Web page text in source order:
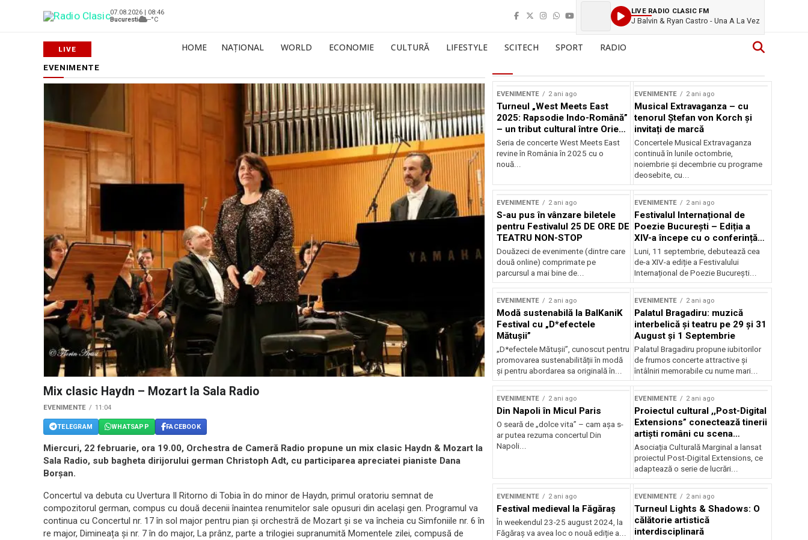
07.08.2026 | 08:46
Bucuresti
--°C
LIVE RADIO CLASIC FM
J Balvin & Ryan Castro - Una A La Vez
HOME NAȚIONAL WORLD ECONOMIE CULTURĂ LIFESTYLE SCITECH SPORT RADIO
EVENIMENTE
Mix clasic Haydn – Mozart la Sala Radio
EVENIMENTE 11:04
TELEGRAM WHATSAPP FACEBOOK
Miercuri, 22 februarie, ora 19.00, Orchestra de Cameră Radio propune un mix clasic Haydn & Mozart la
Sala Radio, sub bagheta dirijorului german Christoph Adt, cu participarea apreciatei pianiste Dana
Borșan.
Concertul va debuta cu Uvertura Il Ritorno di Tobia în do minor de Haydn, primul oratoriu semnat de
compozitorul german, compus cu două decenii înaintea renumitelor sale opusuri din același gen. Programul va
continua cu Concertul nr. 17 în sol major pentru pian și orchestră de Mozart și se va încheia cu Simfoniile nr. 6 în
re major, Dimineața și nr. 7 în do major, La prânz, parte a trilogiei supranumită Momentele zilei, compusă de
EVENIMENTE 2 ani ago
Turneul „West Meets East
2025: Rapsodie Indo-Română”
– un tribut cultural între Orient
și Occident
Seria de concerte West Meets East
revine în România în 2025 cu o
nouă...
EVENIMENTE 2 ani ago
Musical Extravaganza – cu
tenorul Ștefan von Korch și
invitați de marcă
Concertele Musical Extravaganza
continuă în lunile octombrie,
noiembrie şi decembrie cu programe
deosebite, cu...
EVENIMENTE 2 ani ago
S-au pus în vânzare biletele
pentru Festivalul 25 DE ORE DE
TEATRU NON-STOP
Douăzeci de evenimente (dintre care
două online) comprimate pe
parcursul a mai bine de...
EVENIMENTE 2 ani ago
Festivalul Internațional de
Poezie București – Ediția a
XIV-a începe cu o conferință
despre limba română
susținută de Marco Lucchesi
Luni, 11 septembrie, debutează cea
de-a XIV-a ediție a Festivalului
Internațional de Poezie București...
EVENIMENTE 2 ani ago
Modă sustenabilă la BalKaniK
Festival cu „D*efectele
Mătușii”
„D*efectele Mătușii”, cunoscut pentru
promovarea sustenabilității în modă
și pentru abordarea sa originală în...
EVENIMENTE 2 ani ago
Palatul Bragadiru: muzică
interbelică şi teatru pe 29 şi 31
August şi 1 Septembrie
Palatul Bragadiru propune iubitorilor
de frumos concerte attractive şi
întâlniri memorabile cu nume mari...
EVENIMENTE 2 ani ago
Din Napoli în Micul Paris
O seară de „dolce vita” – cam așa s-
ar putea rezuma concertul Din
Napoli...
EVENIMENTE 2 ani ago
Proiectul cultural ,,Post-Digital
Extensions” conectează tinerii
artiști români cu scena
internațională
Asociația Culturală Marginal a lansat
proiectul Post-Digital Extensions, ce
adaptează o serie de lucrări...
EVENIMENTE 2 ani ago
Festival medieval la Făgăraș
În weekendul 23-25 august 2024, la
Făgăraș va avea loc o nouă ediție a...
EVENIMENTE 2 ani ago
Turneul Lights & Shadows: O
călătorie artistică
interdisciplinară